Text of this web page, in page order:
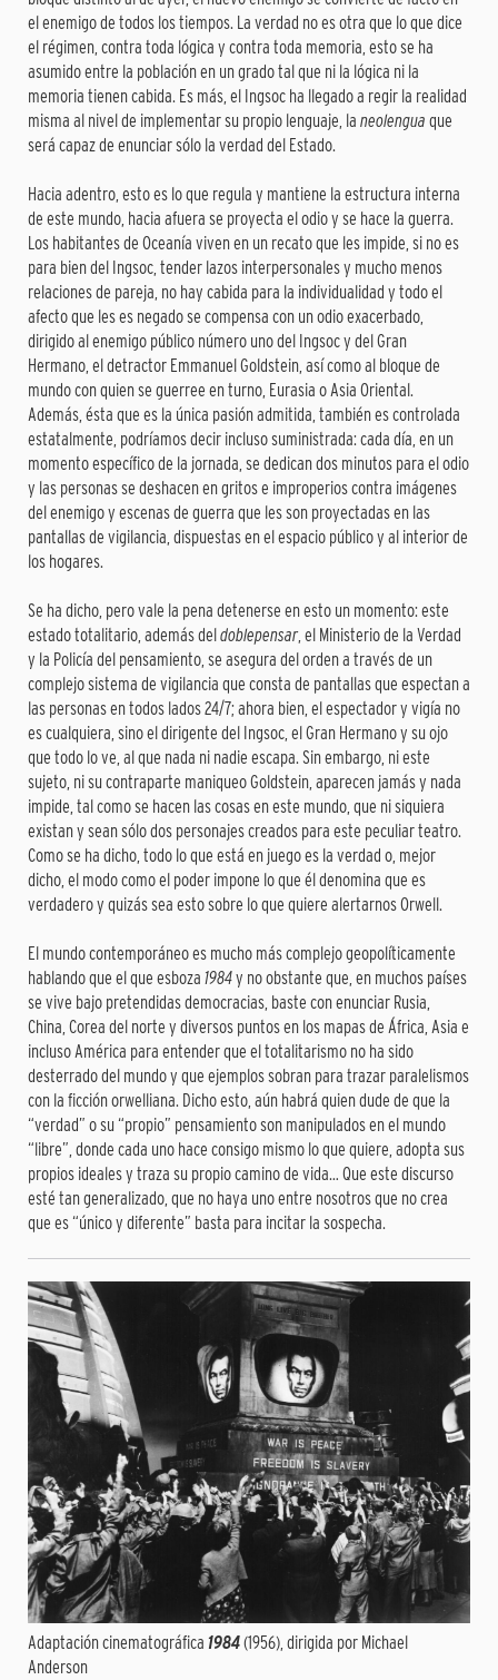
el enemigo de todos los tiempos. La verdad no es otra que lo que dice
el régimen, contra toda lógica y contra toda memoria, esto se ha
asumido entre la población en un grado tal que ni la lógica ni la
memoria tienen cabida. Es más, el Ingsoc ha llegado a regir la realidad
misma al nivel de implementar su propio lenguaje, la neolengua que
será capaz de enunciar sólo la verdad del Estado.
Hacia adentro, esto es lo que regula y mantiene la estructura interna
de este mundo, hacia afuera se proyecta el odio y se hace la guerra.
Los habitantes de Oceanía viven en un recato que les impide, si no es
para bien del Ingsoc, tender lazos interpersonales y mucho menos
relaciones de pareja, no hay cabida para la individualidad y todo el
afecto que les es negado se compensa con un odio exacerbado,
dirigido al enemigo público número uno del Ingsoc y del Gran
Hermano, el detractor Emmanuel Goldstein, así como al bloque de
mundo con quien se guerree en turno, Eurasia o Asia Oriental.
Además, ésta que es la única pasión admitida, también es controlada
estatalmente, podríamos decir incluso suministrada: cada día, en un
momento específico de la jornada, se dedican dos minutos para el odio
y las personas se deshacen en gritos e improperios contra imágenes
del enemigo y escenas de guerra que les son proyectadas en las
pantallas de vigilancia, dispuestas en el espacio público y al interior de
los hogares.
Se ha dicho, pero vale la pena detenerse en esto un momento: este
estado totalitario, además del doblepensar, el Ministerio de la Verdad
y la Policía del pensamiento, se asegura del orden a través de un
complejo sistema de vigilancia que consta de pantallas que espectan a
las personas en todos lados 24/7; ahora bien, el espectador y vigía no
es cualquiera, sino el dirigente del Ingsoc, el Gran Hermano y su ojo
que todo lo ve, al que nada ni nadie escapa. Sin embargo, ni este
sujeto, ni su contraparte maniqueo Goldstein, aparecen jamás y nada
impide, tal como se hacen las cosas en este mundo, que ni siquiera
existan y sean sólo dos personajes creados para este peculiar teatro.
Como se ha dicho, todo lo que está en juego es la verdad o, mejor
dicho, el modo como el poder impone lo que él denomina que es
verdadero y quizás sea esto sobre lo que quiere alertarnos Orwell.
El mundo contemporáneo es mucho más complejo geopolíticamente
hablando que el que esboza 1984y no obstante que, en muchos países
se vive bajo pretendidas democracias, baste con enunciar Rusia,
China, Corea del norte y diversos puntos en los mapas de África, Asia e
incluso América para entender que el totalitarismo no ha sido
desterrado del mundo y que ejemplos sobran para trazar paralelismos
con la ficción orwelliana. Dicho esto, aún habrá quien dude de que la
“verdad” o su “propio” pensamiento son manipulados en el mundo
“libre”, donde cada uno hace consigo mismo lo que quiere, adopta sus
propios ideales y traza su propio camino de vida… Que este discurso
esté tan generalizado, que no haya uno entre nosotros que no crea
que es “único y diferente” basta para incitar la sospecha.
Adaptación cinematográfica 1984(1956), dirigida por Michael
Anderson